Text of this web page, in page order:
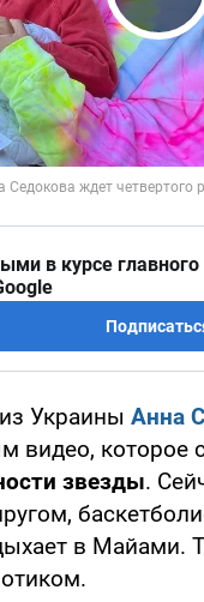
в курсе
Украины Анна
видео, которое
звезды.
в Майами.